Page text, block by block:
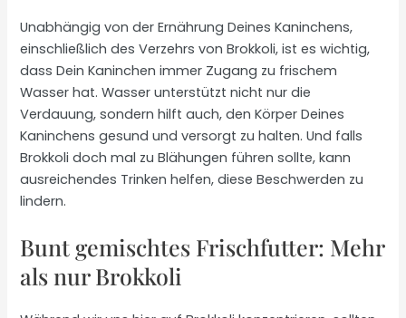
Unabhängig von der Ernährung Deines Kaninchens,
einschließlich des Verzehrs von Brokkoli, ist es wichtig,
dass Dein Kaninchen immer Zugang zu frischem
Wasser hat. Wasser unterstützt nicht nur die
Verdauung, sondern hilft auch, den Körper Deines
Kaninchens gesund und versorgt zu halten. Und falls
Brokkoli doch mal zu Blähungen führen sollte, kann
ausreichendes Trinken helfen, diese Beschwerden zu
lindern.
Bunt gemischtes Frischfutter: Mehr
als nur Brokkoli